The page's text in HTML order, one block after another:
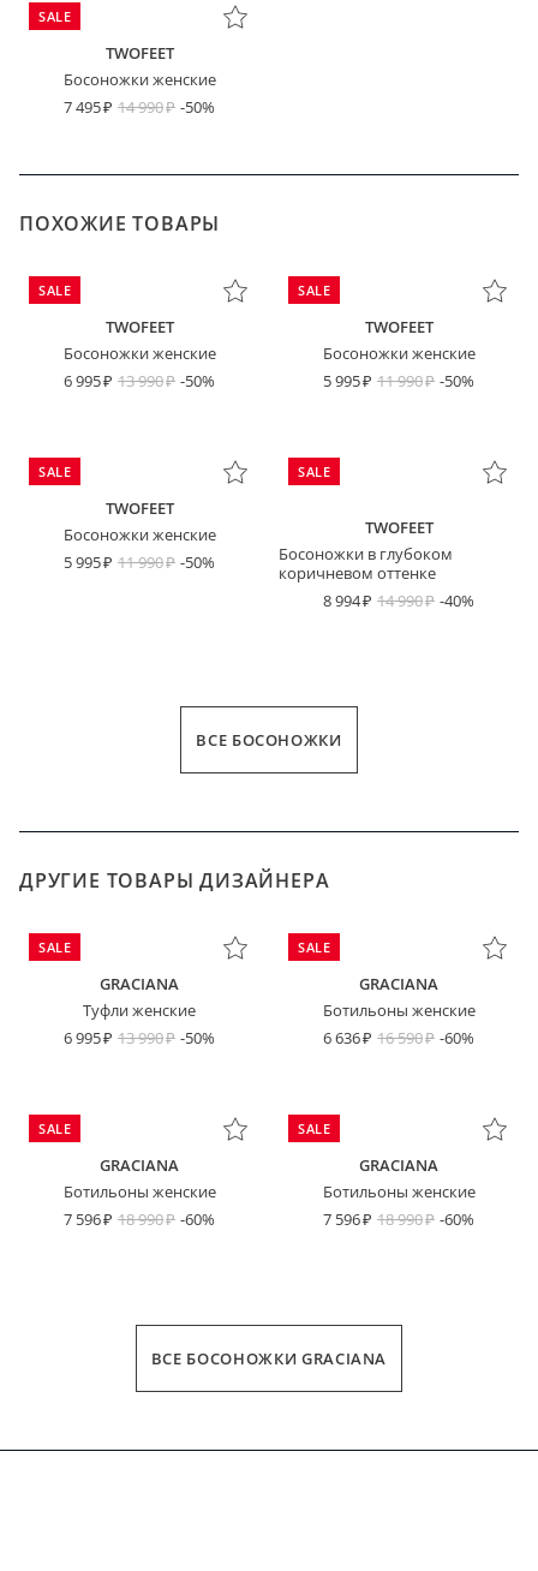
SALE
TWOFEET
Босоножки женские
7 495
14 990 -50%
ПОХОЖИЕ ТОВАРЫ
SALE
TWOFEET
Босоножки женские
6 995
13 990 -50%
SALE
TWOFEET
Босоножки женские
5 995
11 990 -50%
SALE
TWOFEET
Босоножки женские
5 995
11 990 -50%
SALE
TWOFEET
Босоножки в глубоком
коричневом оттенке
8 994
14 990 -40%
ВСЕ БОСОНОЖКИ
ДРУГИЕ ТОВАРЫ ДИЗАЙНЕРА
SALE
GRACIANA
Туфли женские
6 995
13 990 -50%
SALE
GRACIANA
Ботильоны женские
6 636
16 590 -60%
SALE
GRACIANA
Ботильоны женские
7 596
18 990 -60%
SALE
GRACIANA
Ботильоны женские
7 596
18 990 -60%
ВСЕ БОСОНОЖКИ GRACIANA